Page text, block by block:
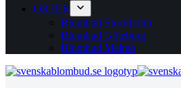
ORTER
Blombud Stockholm
Blombud Göteborg
Blombud Malmö